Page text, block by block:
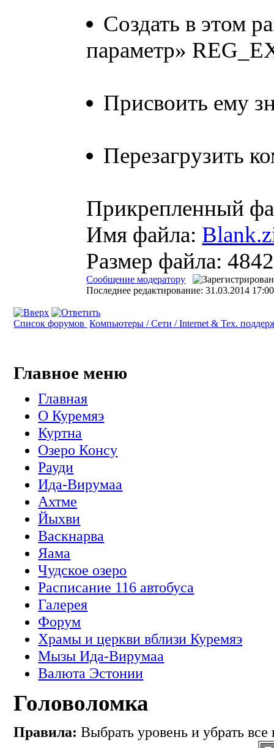
Создать в этом
параметр»
Присвоить ему
Перезагрузить
Прикрепленный
Имя файла:
Размер файла: 4842
Сообщение модератору
Последнее редактирование: 31.03.2014
Список форумов Компьютеры / Сети / Internet & Тех.
Главное меню
Главная
О Куремяэ
Куртна
Озеро Консу
Рауди
Ида-Вирумаа
Ахтме
Йыхви
Васкнарва
Яама
Чудское озеро
Расписание 116 автобуса
Галерея
Форум
Храмы и церкви вблизи Куремяэ
Мызы Ида-Вирумаа
Валюта Эстонии
Головоломка
Правила: Выбрать уровень и убрать